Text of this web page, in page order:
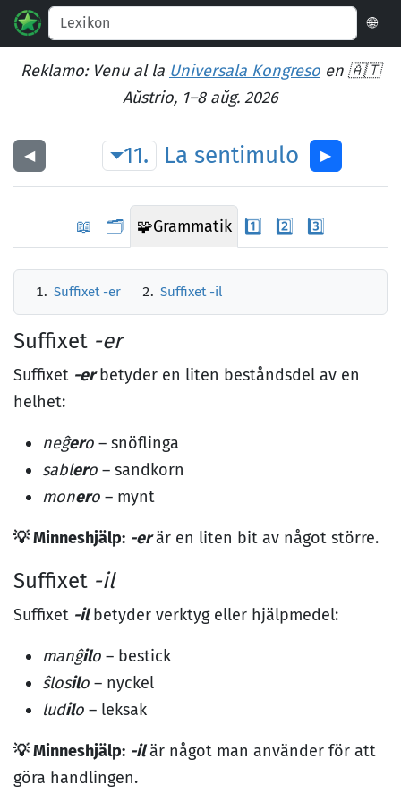
🌐
Reklamo: Venu al la Universala Kongreso en 🇦🇹
Aŭstrio, 1–8 aŭg. 2026
◀︎ 11. La sentimulo ▶︎
📖 🗂️ 🧩Grammatik 1️⃣ 2️⃣ 3️⃣
Suffixet -er Suffixet -il
Suffixet -er
Suffixet -erbetyder en liten beståndsdel av en
helhet:
neĝero – snöflinga
sablero – sandkorn
monero – mynt
💡 Minneshjälp: -erär en liten bit av något större.
Suffixet -il
Suffixet -ilbetyder verktyg eller hjälpmedel:
manĝilo – bestick
ŝlosilo – nyckel
ludilo – leksak
💡 Minneshjälp: -ilär något man använder för att
göra handlingen.